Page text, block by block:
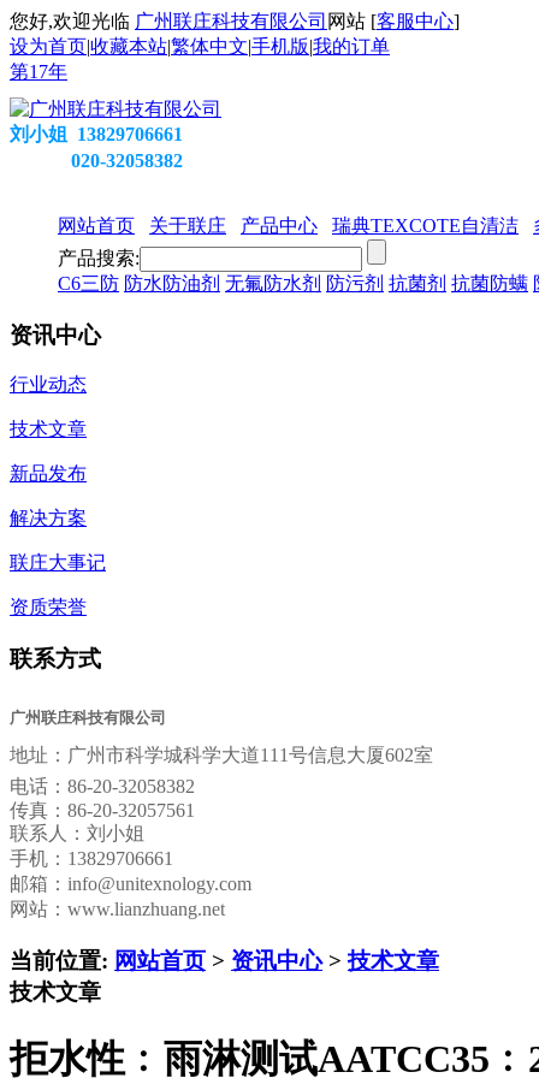
您好,欢迎光临 广州联庄科技有限公司 网站 [客服中心]
设为首页|收藏本站|繁体中文|手机版|我的订单
第17年
刘小姐 13829706661
020-32058382
网站首页 关于联庄 产品中心 瑞典TEXCOTE自清洁
产品搜索:
C6三防 防水防油剂 无氟防水剂 防污剂 抗菌剂 抗菌防螨
资讯中心
行业动态
技术文章
新品发布
解决方案
联庄大事记
资质荣誉
联系方式
广州联庄科技有限公司
地址： 广州市科学城科学大道111号信息大厦602室
电话： 86-20-32058382
传真： 86-20-32057561
联系人：刘小姐
手机：13829706661
邮箱： info@unitexnology.com
网站：www.lianzhuang.net
当前位置: 网站首页 > 资讯中心>技术文章
技术文章
拒水性﹕雨淋测试